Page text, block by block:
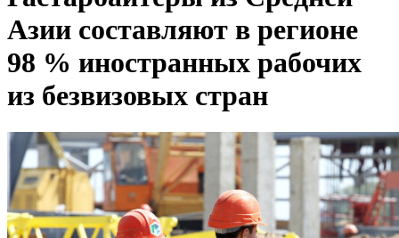
Азии составляют в регионе
98 % иностранных рабочих
из безвизовых стран